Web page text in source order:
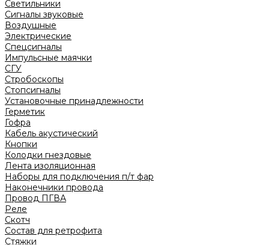
Светильники
Сигналы звуковые
Воздушные
Электрические
Спецсигналы
Импульсные маячки
СГУ
Стробоскопы
Стопсигналы
Установочные принадлежности
Герметик
Гофра
Кабель акустический
Кнопки
Колодки гнездовые
Лента изоляционная
Наборы для подключения п/т фар
Наконечники провода
Провод ПГВА
Реле
Скотч
Состав для ретрофита
Стяжки